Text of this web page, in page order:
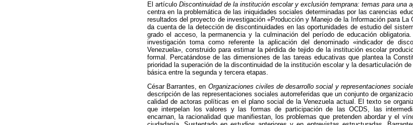
El artículo Discontinuidad de la institución escolar y exclusión temprana: temas para una
centra en la problemática de las iniquidades sociales determinadas por las carencias
resultados del proyecto de investigación «Producción y Manejo de la Información para
da cuenta de la detección de discontinuidades en las oportunidades de estudio del
grado el acceso, la permanencia y la culminación del período de educación
investigación toma como referente la aplicación del denominado «indicador de
Venezuela», construido para estimar la pérdida de tejido de la institución escolar
formal. Percatándose de las dimensiones de las tareas educativas que plantea la
prioridad la superación de la discontinuidad de la institución escolar y la desarticulación
básica entre la segunda y tercera etapas.
César Barrantes, en Organizaciones civiles de desarrollo social y representaciones
descripción de las representaciones sociales autorreferidas que un conjunto de
calidad de actoras políticas en el plano social de la Venezuela actual. El texto se
que interpelan los valores y las formas de participación de las OCDS, las
encarnan, la racionalidad que manifiestan, los problemas que pretenden abordar y el